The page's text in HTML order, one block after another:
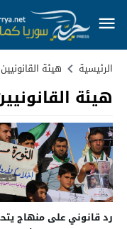
الرئيسية هيئة
هيئة
رد قانوني على منهاج